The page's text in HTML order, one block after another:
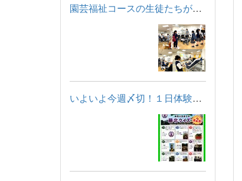
園芸福祉コースの生徒たちが「福祉用具・住宅モデルルーム見学」...
いよいよ今週〆切！１日体験学習に申し込もう！